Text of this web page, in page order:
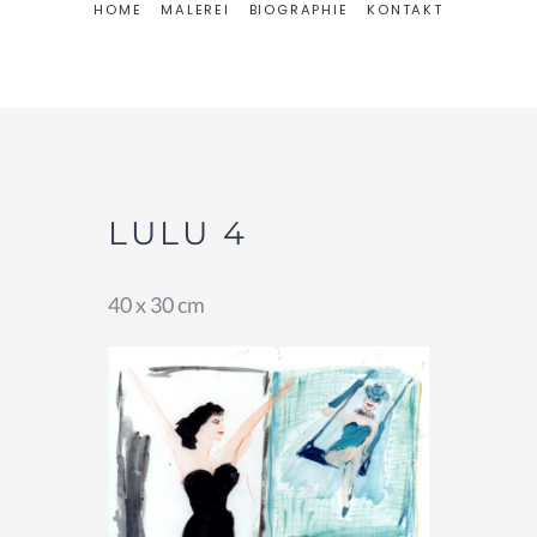
HOME MALEREI BIOGRAPHIE KONTAKT
LULU 4
40 x 30 cm